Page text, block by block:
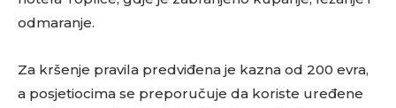
odmaranje.
Za kršenje pravila predviđena je kazna od 200 evra,
a posjetiocima se preporučuje da koriste uređene